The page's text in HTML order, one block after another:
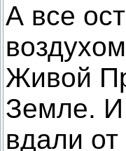
А все
Живой
Земле. И
вдали